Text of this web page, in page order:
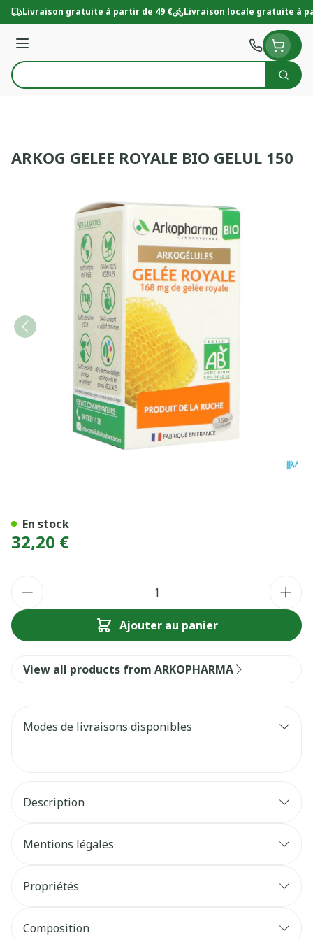
Aller au contenu
Livraison gratuite à partir de 49 € Livraison locale gratuite à
Menu
Rechercher
ARKOG GELEE ROYALE BIO GELUL 150
32,20 €
Ajouter au panier
En stock
View all products from ARKOPHARMA
Modes de livraisons disponibles
Description
Mentions légales
Propriétés
Composition